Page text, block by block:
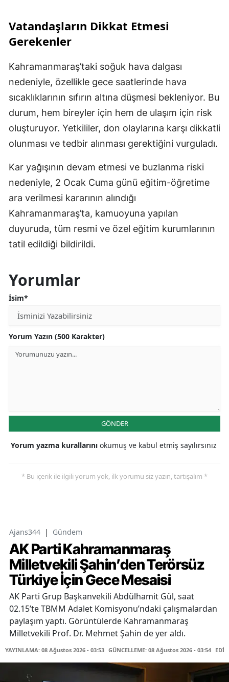
Vatandaşların Dikkat Etmesi
Gerekenler
Kahramanmaraş’taki soğuk hava dalgası
nedeniyle, özellikle gece saatlerinde hava
sıcaklıklarının sıfırın altına düşmesi bekleniyor. Bu
durum, hem bireyler için hem de ulaşım için risk
oluşturuyor. Yetkililer, don olaylarına karşı dikkatli
olunması ve tedbir alınması gerektiğini vurguladı.
Kar yağışının devam etmesi ve buzlanma riski
nedeniyle, 2 Ocak Cuma günü eğitim-öğretime
ara verilmesi kararının alındığı
Kahramanmaraş’ta, kamuoyuna yapılan
duyuruda, tüm resmi ve özel eğitim kurumlarının
tatil edildiği bildirildi.
Yorumlar
İsim*
Yorum Yazın (500 Karakter)
GÖNDER
Yorum yazma kurallarını okumuş ve kabul etmiş sayılırsınız
* Bu içerik ile ilgili yorum yok, ilk yorumu siz yazın, tartışalım *
Ajans344 | Gündem
AK Parti Kahramanmaraş
Milletvekili Şahin’den Terörsüz
Türkiye İçin Gece Mesaisi
AK Parti Grup Başkanvekili Abdülhamit Gül, saat
02.15’te TBMM Adalet Komisyonu’ndaki çalışmalardan
paylaşım yaptı. Görüntülerde Kahramanmaraş
Milletvekili Prof. Dr. Mehmet Şahin de yer aldı.
YAYINLAMA: 08 Ağustos 2026 - 03:53 GÜNCELLEME: 08 Ağustos 2026 - 03:54